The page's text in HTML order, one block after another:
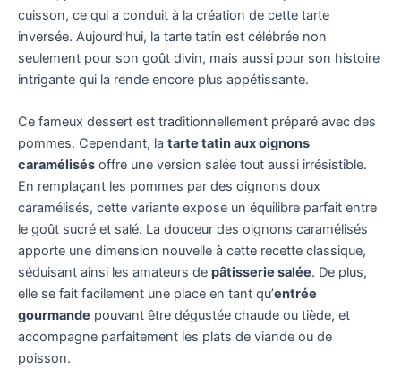
cuisson, ce qui a conduit à la création de cette tarte
inversée. Aujourd’hui, la tarte tatin est célébrée non
seulement pour son goût divin, mais aussi pour son histoire
intrigante qui la rende encore plus appétissante.
Ce fameux dessert est traditionnellement préparé avec des
pommes. Cependant, la tarte tatin aux oignons
caramélisés offre une version salée tout aussi irrésistible.
En remplaçant les pommes par des oignons doux
caramélisés, cette variante expose un équilibre parfait entre
le goût sucré et salé. La douceur des oignons caramélisés
apporte une dimension nouvelle à cette recette classique,
séduisant ainsi les amateurs de pâtisserie salée. De plus,
elle se fait facilement une place en tant qu’entrée
gourmande pouvant être dégustée chaude ou tiède, et
accompagne parfaitement les plats de viande ou de
poisson.